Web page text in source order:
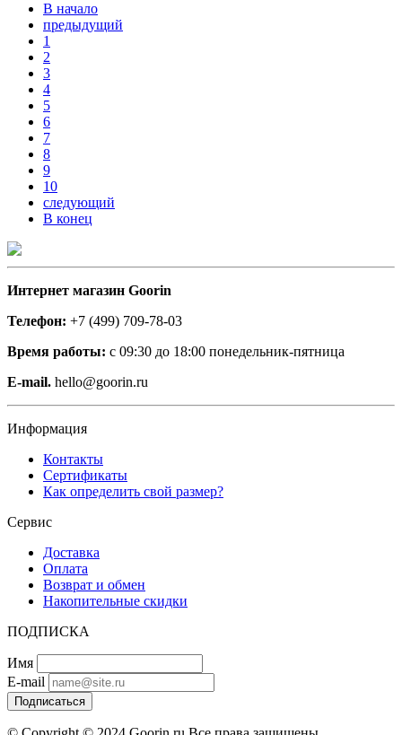
В начало
предыдущий
1
2
3
4
5
6
7
8
9
10
следующий
В конец
Интернет магазин Goorin
Телефон: +7 (499) 709-78-03
Время работы: с 09:30 до 18:00 понедельник-пятница
E-mail. hello@goorin.ru
Информация
Контакты
Сертификаты
Как определить свой размер?
Сервис
Доставка
Оплата
Возврат и обмен
Накопительные скидки
ПОДПИСКА
Имя
E-mail
Подписаться